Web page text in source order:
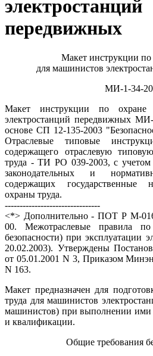
электростанций
передвижных
Макет инструкции по
для машинистов
МИ-1-34-
Макет инструкции по охране
электростанций передвижных
основе СП 12-135-2003
Отраслевые типовые
содержащего отраслевую
труда - ТИ РО 039-2003, с учетом
законодательных и
содержащих государственные
охраны труда.
--------------------------------
<*> Дополнительно - ПОТ Р М-
00. Межотраслевые правила
безопасности) при эксплуатации
20.02.2003). Утверждены
от 05.01.2001 N 3, Приказом
N 163.
Макет предназначен для
труда для машинистов
машинистов) при выполнении ими
и квалификации.
Общие требования